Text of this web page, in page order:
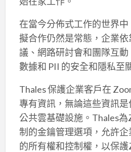
在當今分佈式工作的世界
擬合作仍然是常態，企業依
議、網路研討會和團隊互
數據和 PII 的安全和隱私至
Thales 保護企業客戶在
專有資訊，無論這些資訊
公共雲基礎設施。Thales
制的金鑰管理選項，允許
的所有權和控制權，以保